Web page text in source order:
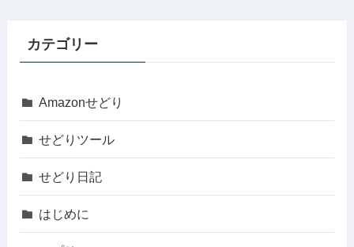
カテゴリー
Amazonせどり
せどりツール
せどり日記
はじめに